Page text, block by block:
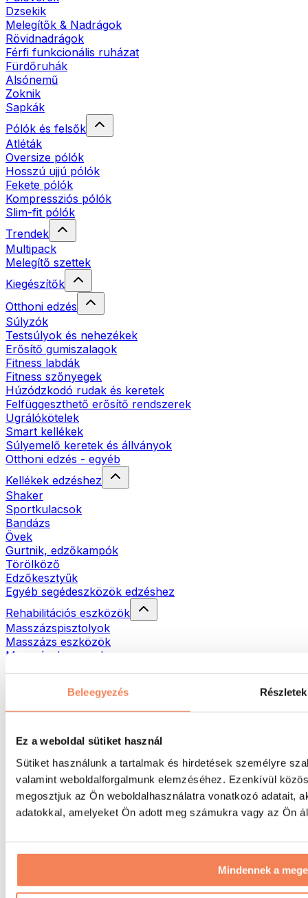
Beleegyezés Részletek
Ez a weboldal sütiket használ
Sütiket használunk a tartalmak és hirdetések személyre
valamint weboldalforgalmunk elemzéséhez. Ezenkívül
megosztjuk az Ön weboldalhasználatra vonatkozó adatait,
adatokkal, amelyeket Ön adott meg számukra vagy az Ön
Mindennek a
Dzsekik
Melegítők & Nadrágok
Rövidnadrágok
Férfi funkcionális ruházat
Fürdőruhák
Alsónemű
Zoknik
Sapkák
Pólók és felsők
Atléták
Oversize pólók
Hosszú ujjú pólók
Fekete pólók
Kompressziós pólók
Slim-fit pólók
Trendek
Multipack
Melegítő szettek
Kiegészítők
Otthoni edzés
Súlyzók
Testsúlyok és nehezékek
Erősítő gumiszalagok
Fitness labdák
Fitness szőnyegek
Húzódzkodó rudak és keretek
Felfüggeszthető erősítő rendszerek
Ugrálókötelek
Smart kellékek
Súlyemelő keretek és állványok
Otthoni edzés - egyéb
Kellékek edzéshez
Shaker
Sportkulacsok
Bandázs
Övek
Gurtnik, edzőkampók
Törölköző
Edzőkesztyűk
Egyéb segédeszközök edzéshez
Rehabilitációs eszközök
Masszázspisztolyok
Masszázs eszközök
Masszázshengerek
Táskák & hátizsákok
Hátizsákok
Futás
Küzdősportok
Kerékpározás
Jóga és pilates
Úszás
Túrázás
Vörösfény-terápia